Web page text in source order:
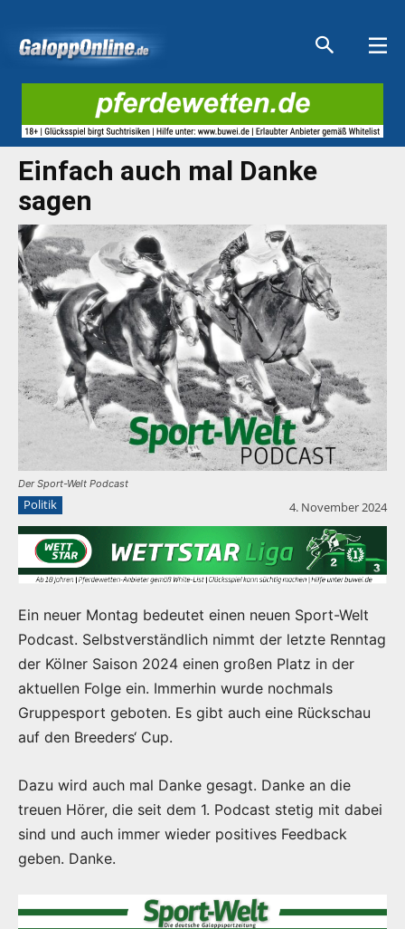
Einfach auch mal Danke
sagen
Der Sport-Welt Podcast
Politik 4. November 2024
Ein neuer Montag bedeutet einen neuen Sport-Welt
Podcast. Selbstverständlich nimmt der letzte Renntag
der Kölner Saison 2024 einen großen Platz in der
aktuellen Folge ein. Immerhin wurde nochmals
Gruppesport geboten. Es gibt auch eine Rückschau
auf den Breeders‘ Cup.
Dazu wird auch mal Danke gesagt. Danke an die
treuen Hörer, die seit dem 1. Podcast stetig mit dabei
sind und auch immer wieder positives Feedback
geben. Danke.